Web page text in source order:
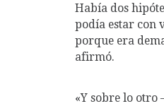
Había dos
podía estar con
porque era
afirmó.
«Y sobre lo